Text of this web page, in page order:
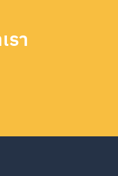
รา